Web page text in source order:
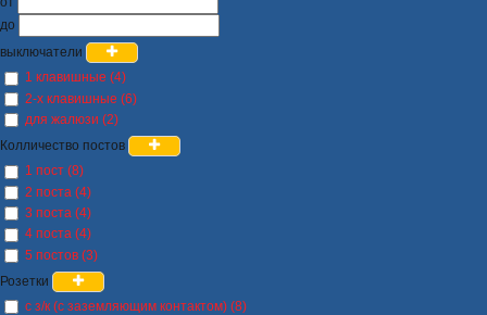
до
выключатели
1 клавишные (4)
2-х клавишные (6)
для жалюзи (2)
Колличество постов
1 пост (8)
2 поста (4)
3 поста (4)
4 поста (4)
5 постов (3)
Розетки
с з/к (с заземляющим контактом) (8)